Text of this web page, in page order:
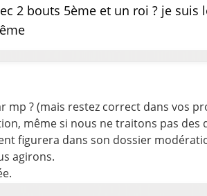
2 bouts 5ème et un roi ? je suis
mp ? (mais restez correct dans vos
même si nous ne traitons pas des
figurera dans son dossier
agirons.